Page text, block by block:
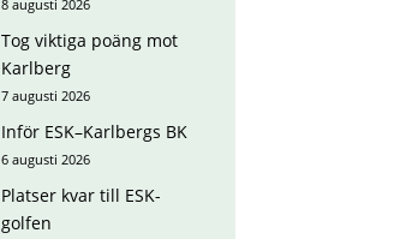
8 augusti 2026
Tog viktiga poäng mot
Karlberg
7 augusti 2026
Inför ESK–Karlbergs BK
6 augusti 2026
Platser kvar till ESK-
golfen